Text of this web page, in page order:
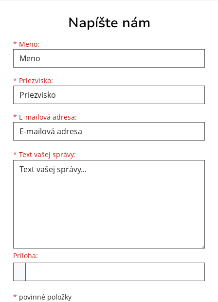
Napíšte nám
* Meno:
Meno
* Priezvisko:
Priezvisko
* E-mailová adresa:
E-mailová adresa
* Text vašej správy:
Príloha:
* povinné položky